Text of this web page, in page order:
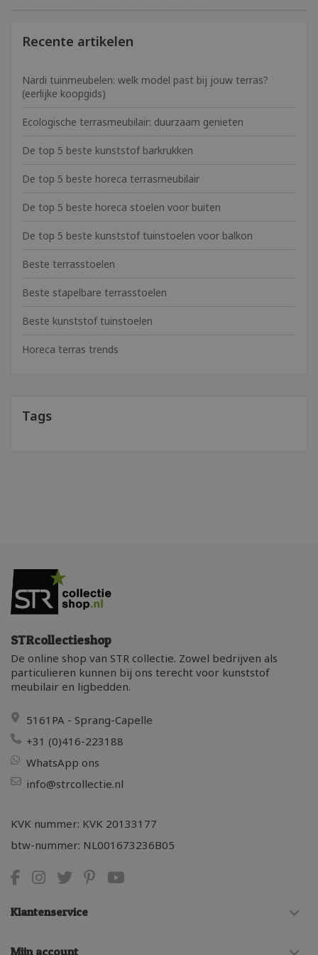
Recente artikelen
Nardi tuinmeubelen: welk model past bij jouw terras?
(eerlijke koopgids)
Ecologische terrasmeubilair: duurzaam genieten
De top 5 beste kunststof barkrukken
De top 5 beste horeca terrasmeubilair
De top 5 beste horeca stoelen voor buiten
De top 5 beste kunststof tuinstoelen voor balkon
Beste terrasstoelen
Beste stapelbare terrasstoelen
Beste kunststof tuinstoelen
Horeca terras trends
Tags
STRcollectieshop
De online shop van STR collectie. Zowel bedrijven als
particulieren kunnen bij ons terecht voor kunststof
meubilair en ligbedden.
5161PA - Sprang-Capelle
+31 (0)416-223188
WhatsApp ons
info@strcollectie.nl
KVK nummer: KVK 20133177
btw-nummer: NL001673236B05
Klantenservice
Mijn account